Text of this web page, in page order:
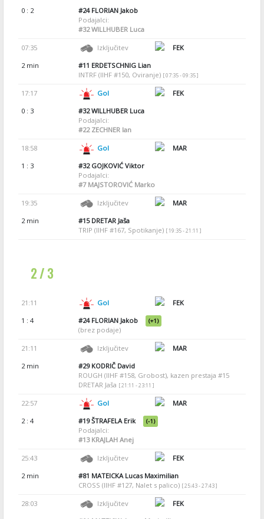
0 : 2
#24FLORIAN Jakob
Podajalci:
#32WILLHUBER Luca
07:35 Izključitev
FEK
2 min
#11 ERDETSCHNIG Lian
INTRF (IIHF #150, Oviranje) [ 07:35 - 09:35 ]
17:17 Gol
FEK
0 : 3
#32WILLHUBER Luca
Podajalci:
#22ZECHNER Ian
18:58 Gol
MAR
1 : 3
#32GOJKOVIĆ Viktor
Podajalci:
#7MAJSTOROVIĆ Marko
19:35 Izključitev
MAR
2 min
#15DRETAR Jaša
TRIP (IIHF #167, Spotikanje) [ 19:35 - 21:11 ]
2 / 3
21:11 Gol
FEK
1 : 4
#24FLORIAN Jakob (+1)
(brez podaje)
21:11 Izključitev
MAR
2 min
#29KODRIČ David
ROUGH (IIHF #158, Grobost), kazen prestaja #15
DRETAR Jaša [ 21:11 - 23:11 ]
22:57 Gol
MAR
2 : 4
#19ŠTRAFELA Erik (-1)
Podajalci:
#13KRAJLAH Anej
25:43 Izključitev
FEK
2 min
#81 MATEICKA Lucas Maximilian
CROSS (IIHF #127, Nalet s palico) [ 25:43 - 27:43 ]
28:03 Izključitev
FEK